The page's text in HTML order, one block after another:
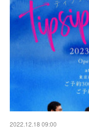
2022.12.18 09:00